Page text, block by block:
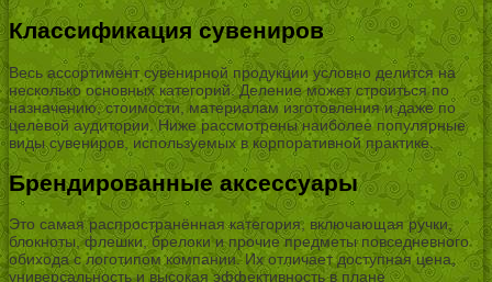
Классификация сувениров
Весь ассортимент сувенирной продукции условно делится на
несколько основных категорий. Деление может строиться по
назначению, стоимости, материалам изготовления и даже по
целевой аудитории. Ниже рассмотрены наиболее популярные
виды сувениров, используемых в корпоративной практике.
Брендированные аксессуары
Это самая распространённая категория, включающая ручки,
блокноты, флешки, брелоки и прочие предметы повседневного
обихода с логотипом компании. Их отличает доступная цена,
универсальность и высокая эффективность в плане